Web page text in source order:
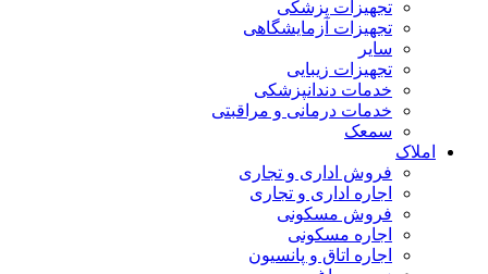
تجهیزات پزشکی
تجهیزات آزمایشگاهی
سایر
تجهیزات زیبایی
خدمات دندانپزشکی
خدمات درمانی و مراقبتی
سمعک
املاک
فروش اداری و تجاری
اجاره اداری و تجاری
فروش مسکونی
اجاره مسکونی
اجاره اتاق و پانسیون